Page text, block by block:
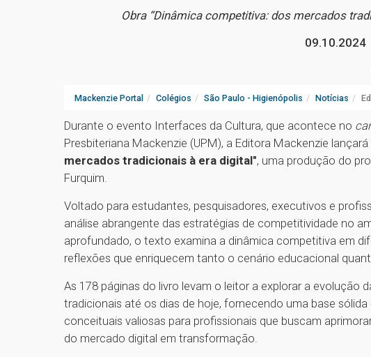
Obra “Dinâmica competitiva: dos mercados
09.10.2024
Mackenzie Portal Colégios São Paulo - Higienópolis Notícias
Durante o evento Interfaces da Cultura, que acontece no
Presbiteriana Mackenzie (UPM), a Editora Mackenzie
mercados tradicionais à era digital", uma produção do
Furquim.
Voltado para estudantes, pesquisadores, executivos e
análise abrangente das estratégias de competitividade no
aprofundado, o texto examina a dinâmica competitiva em
reflexões que enriquecem tanto o cenário educacional
As 178 páginas do livro levam o leitor a explorar a evolução
tradicionais até os dias de hoje, fornecendo uma base
conceituais valiosas para profissionais que buscam
do mercado digital em transformação.